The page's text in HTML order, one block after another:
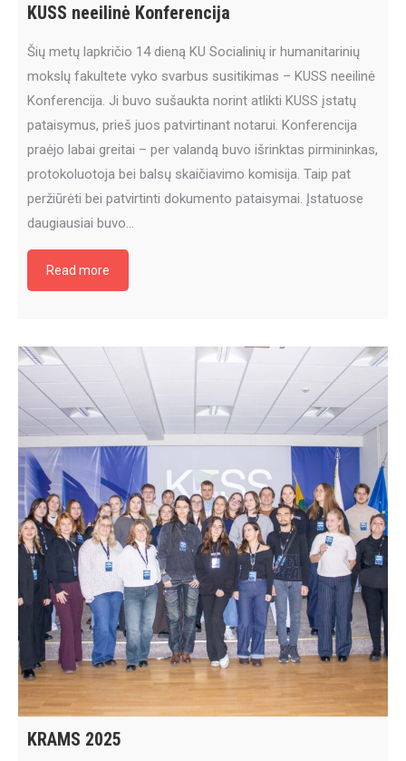
KUSS neeilinė Konferencija
Šių metų lapkričio 14 dieną KU Socialinių ir humanitarinių
mokslų fakultete vyko svarbus susitikimas – KUSS neeilinė
Konferencija. Ji buvo sušaukta norint atlikti KUSS įstatų
pataisymus, prieš juos patvirtinant notarui. Konferencija
praėjo labai greitai – per valandą buvo išrinktas pirmininkas,
protokoluotoja bei balsų skaičiavimo komisija. Taip pat
peržiūrėti bei patvirtinti dokumento pataisymai. Įstatuose
daugiausiai buvo…
Read more
KRAMS 2025